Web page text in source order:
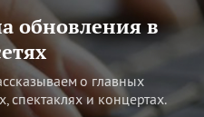
обновления в
о главных
спектаклях и концертах.